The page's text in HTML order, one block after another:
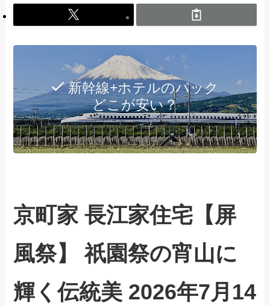
新幹線+ホテルのパック
どこが安い？
京町家 長江家住宅【屏
風祭】 祇園祭の宵山に
輝く伝統美 2026年7月14